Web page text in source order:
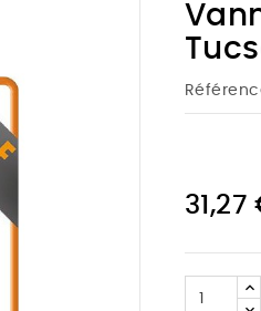
31,27